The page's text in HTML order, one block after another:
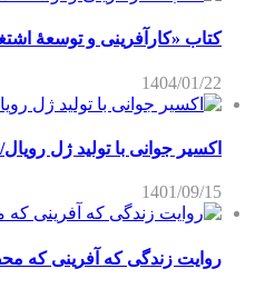
کتاب «کارآفرینی و توسعۀ
1404/01/22
اکسیر جوانی با تولید ژل
1401/09/15
روایت زندگی که آفرینی که